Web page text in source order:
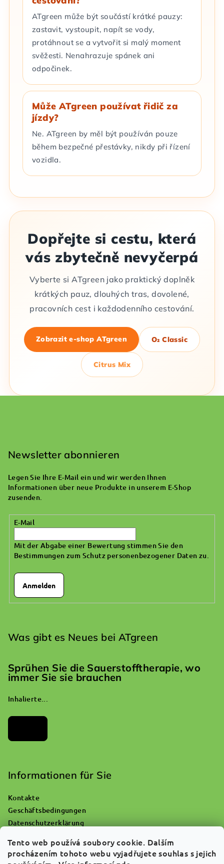
Tento web používá soubory cookie. Dalším
procházením tohoto webu vyjadřujete souhlas s jejich
ATgreen může být součástí krátké pauzy:
zastavit, vystoupit, napít se vody,
protáhnout se a vytvořit si malý moment
svěžesti. Nenahrazuje spánek ani
odpočinek.
Může ATgreen používat řidič za
jízdy?
Ne. ATgreen by měl být používán pouze
během bezpečné přestávky, nikdy při řízení
vozidla.
Dopřejte si cestu, která
vás zbytečně nevyčerpá
Vyberte si ATgreen jako praktický doplněk
krátkých pauz, dlouhých tras, dovolené,
pracovních cest i každodenního cestování.
Zobrazit e-shop ATgreen O₂ Classic
Citrus Mix
Newsletter abonnieren
Legen Sie Ihre E-Mail ein und wir werden Ihnen
Informationen über neue Produkte in unserem E-Shop
zusenden.
E-Mail
Mit der Abgabe einer Bewertung stimmen Sie den
Bestimmungen zum Schutz personenbezogener Daten zu.
Anmelden
Was gibt es Neues bei ATgreen
Sprühen Sie die Sauerstofftherapie, wo
immer Sie sie brauchen
Inhalierte...
Informationen für Sie
Kontakte
Geschäftsbedingungen
Datenschutzerklärung
Reklamationen und Warenrückgabe
Über uns